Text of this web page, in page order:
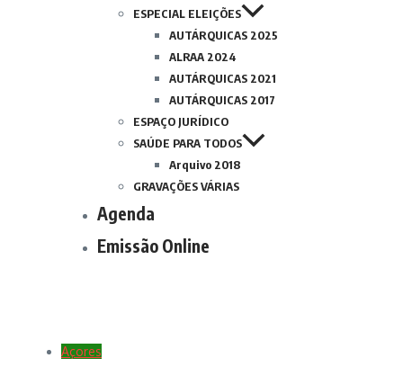
ESPECIAL ELEIÇÕES
AUTÁRQUICAS 2025
ALRAA 2024
AUTÁRQUICAS 2021
AUTÁRQUICAS 2017
ESPAÇO JURÍDICO
SAÚDE PARA TODOS
Arquivo 2018
GRAVAÇÕES VÁRIAS
Agenda
Emissão Online
Açores